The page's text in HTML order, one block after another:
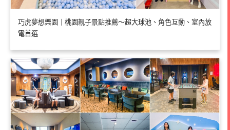
巧虎夢想樂園｜桃園親子景點推薦～超大球池、角色互動、室內放
電首選